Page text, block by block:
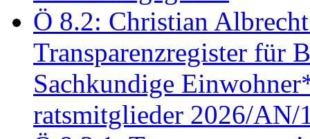
Ö 8.2: Christian
Transparenzregister für
Sachkundige
ratsmitglieder 2026/AN/